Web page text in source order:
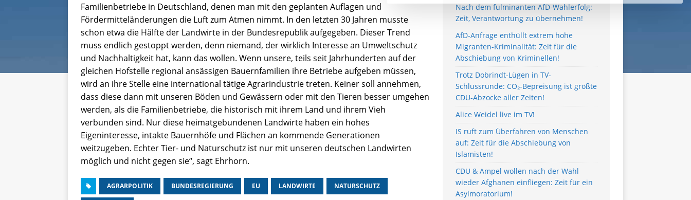
Familienbetriebe in Deutschland, denen man mit den geplanten Auflagen und
Fördermitteländerungen die Luft zum Atmen nimmt. In den letzten 30 Jahren musste
schon etwa die Hälfte der Landwirte in der Bundesrepublik aufgegeben. Dieser Trend
muss endlich gestoppt werden, denn niemand, der wirklich Interesse an Umweltschutz
und Nachhaltigkeit hat, kann das wollen. Wenn unsere, teils seit Jahrhunderten auf der
gleichen Hofstelle regional ansässigen Bauernfamilien ihre Betriebe aufgeben müssen,
wird an ihre Stelle eine international tätige Agrarindustrie treten. Keiner soll annehmen,
dass diese dann mit unseren Böden und Gewässern oder mit den Tieren besser umgehen
werden, als die Familienbetriebe, die historisch mit ihrem Land und ihrem Vieh
verbunden sind. Nur diese heimatgebundenen Landwirte haben ein hohes
Eigeninteresse, intakte Bauernhöfe und Flächen an kommende Generationen
weitzugeben. Echter Tier- und Naturschutz ist nur mit unseren deutschen Landwirten
möglich und nicht gegen sie“, sagt Ehrhorn.
AGRARPOLITIK BUNDESREGIERUNG EU LANDWIRTE NATURSCHUTZ
Nach dem fulminanten AfD-Wahlerfolg:
Zeit, Verantwortung zu übernehmen!
AfD-Anfrage enthüllt extrem hohe
Migranten-Kriminalität: Zeit für die
Abschiebung von Kriminellen!
Trotz Dobrindt-Lügen in TV-
Schlussrunde: CO₂-Bepreisung ist größte
CDU-Abzocke aller Zeiten!
Alice Weidel live im TV!
IS ruft zum Überfahren von Menschen
auf: Zeit für die Abschiebung von
Islamisten!
CDU & Ampel wollen nach der Wahl
wieder Afghanen einfliegen: Zeit für ein
Asylmoratorium!